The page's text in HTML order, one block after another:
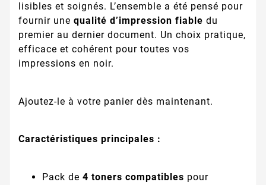
lisibles et soignés. L’ensemble a été pensé pour
fournir une qualité d’impression fiable du
premier au dernier document. Un choix pratique,
efficace et cohérent pour toutes vos
impressions en noir.
Ajoutez-le à votre panier dès maintenant.
Caractéristiques principales :
Pack de 4 toners compatibles pour